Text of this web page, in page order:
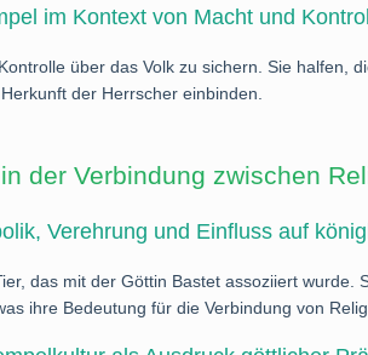
im Kontext von Macht und
über das Volk zu sichern. Sie
der Herrscher einbinden.
der Verbindung zwischen
Verehrung und Einfluss auf
das mit der Göttin Bastet assoziiert
ihre Bedeutung für die Verbindung von